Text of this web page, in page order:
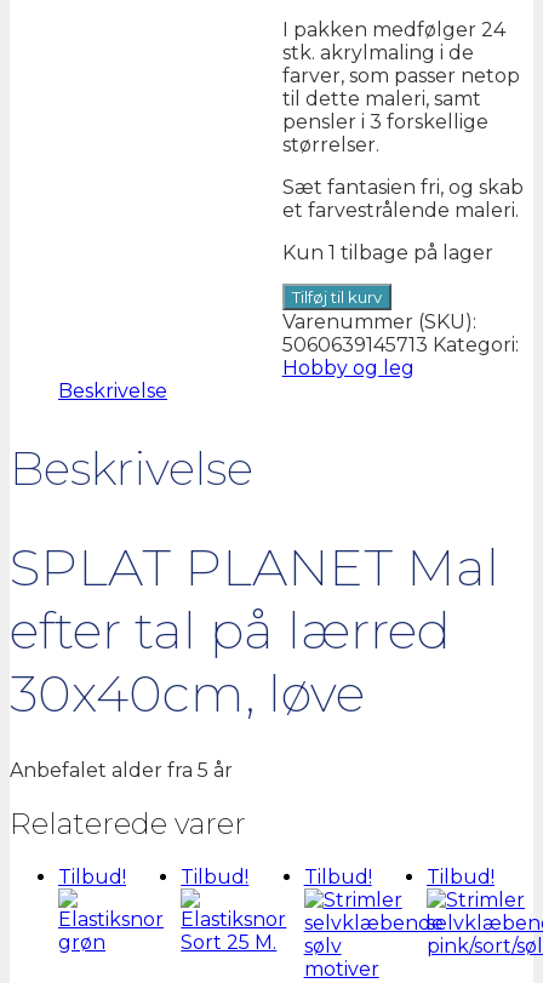
I pakken medfølger 24
stk. akrylmaling i de
farver, som passer netop
til dette maleri, samt
pensler i 3 forskellige
størrelser.
Sæt fantasien fri, og skab
et farvestrålende maleri.
Kun 1 tilbage på lager
SPLAT
PLANET
Mal
efter
Tilføj til kurv
Varenummer (SKU):
5060639145713 Kategori:
Hobby og leg
Beskrivelse
Beskrivelse
SPLAT PLANET Mal
efter tal på lærred
30x40cm, løve
Anbefalet alder fra 5 år
Relaterede varer
Tilbud! Tilbud! Tilbud! Tilbud!